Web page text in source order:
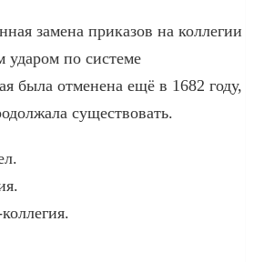
замена приказов на коллегии
ударом по системе
была отменена ещё в 1682 году,
существовать.